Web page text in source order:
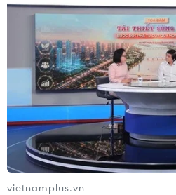
#U19 Việt Nam #U19 Indonesia
#Trận đấu sinh tử
Theo dõi VietnamPlus
vietnamplus.vn